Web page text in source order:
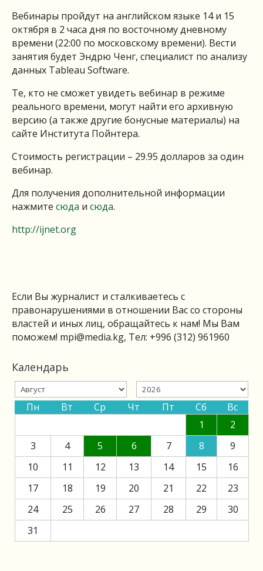
Вебинары пройдут на английском языке 14 и 15
октября в 2 часа дня по восточному дневному
времени (22:00 по московскому времени). Вести
занятия будет Эндрю Ченг, специалист по анализу
данных Tableau Software.
Те, кто не сможет увидеть вебинар в режиме
реального времени, могут найти его архивную
версию (а также другие бонусные материалы) на
сайте Института Пойнтера.
Стоимость регистрации – 29.95 долларов за один
вебинар.
Для получения дополнительной информации
нажмите сюда и сюда.
http://ijnet.org
Если Вы журналист и сталкиваетесь с
правонарушениями в отношении Вас со стороны
властей и иных лиц, обращайтесь к нам! Мы Вам
поможем! mpi@media.kg, Тел: +996 (312) 961960
Календарь
Пн Вт Ср Чт Пт Сб
Вс
1
2
3
4 5 6 7 8
9
10
11 12 13 14 15
16
17
18 19 20 21 22
23
24
25 26 27 28 29
30
31